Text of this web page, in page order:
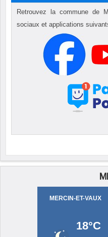
Retrouvez la commune de
sociaux et applications